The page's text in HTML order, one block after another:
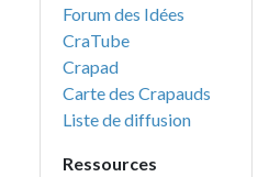
Forum des Idées
Carte des Crapauds
Liste de diffusion
Ressources